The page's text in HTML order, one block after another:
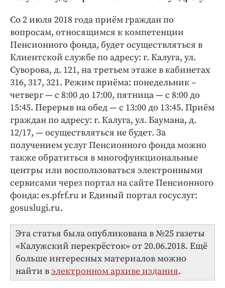
Со 2 июля 2018 года приём граждан по
вопросам, относящимся к компетенции
Пенсионного фонда, будет осуществляться в
Клиентской службе по адресу: г. Калуга, ул.
Суворова, д. 121, на третьем этаже в кабинетах
316, 317, 321. Режим приёма: понедельник –
четверг — с 8:00 до 17:00, пятница — с 8:00 до
15:45. Перерыв на обед — с 13:00 до 13:45. Приём
граждан по адресу: г. Калуга, ул. Баумана, д.
12/17, — осуществляться не будет. За
получением услуг Пенсионного фонда можно
также обратиться в многофункциональные
центры или воспользоваться электронными
сервисами через портал на сайте Пенсионного
фонда: es.pfrf.ru и Единый портал госуслуг:
gosuslugi.ru.
Эта статья была опубликована в №25 газеты
«Калужский перекрёсток» от 20.06.2018. Ещё
больше интересных материалов можно
найти вэлектронном архиве издания.